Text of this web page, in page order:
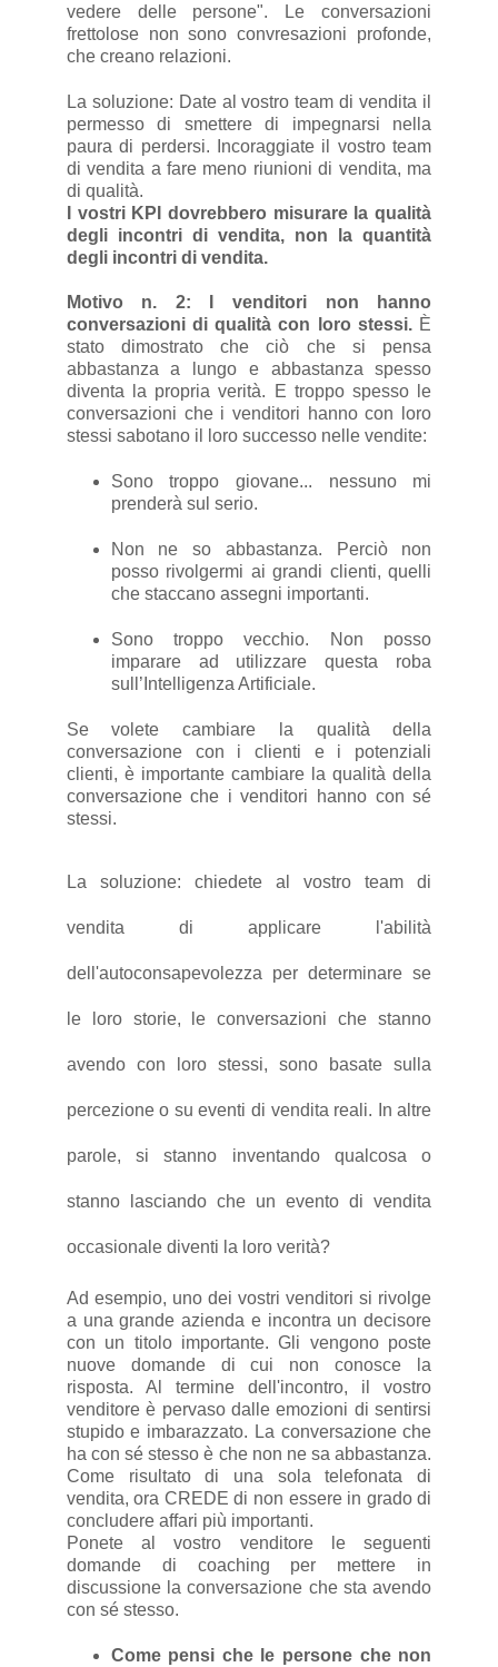
vedere delle persone". Le conversazioni
frettolose non sono convresazioni profonde,
che creano relazioni.
La soluzione: Date al vostro team di vendita il
permesso di smettere di impegnarsi nella
paura di perdersi. Incoraggiate il vostro team
di vendita a fare meno riunioni di vendita, ma
di qualità.
I vostri KPI dovrebbero misurare la qualità
degli incontri di vendita, non la quantità
degli incontri di vendita.
Motivo n. 2: I venditori non hanno
conversazioni di qualità con loro stessi.È
stato dimostrato che ciò che si pensa
abbastanza a lungo e abbastanza spesso
diventa la propria verità. E troppo spesso le
conversazioni che i venditori hanno con loro
stessi sabotano il loro successo nelle vendite:
Sono troppo giovane... nessuno mi
prenderà sul serio.
Non ne so abbastanza. Perciò non
posso rivolgermi ai grandi clienti, quelli
che staccano assegni importanti.
Sono troppo vecchio. Non posso
imparare ad utilizzare questa roba
sull’Intelligenza Artificiale.
Se volete cambiare la qualità della
conversazione con i clienti e i potenziali
clienti, è importante cambiare la qualità della
conversazione che i venditori hanno con sé
stessi.
La soluzione: chiedete al vostro team di
vendita di applicare l'abilità
dell'autoconsapevolezza per determinare se
le loro storie, le conversazioni che stanno
avendo con loro stessi, sono basate sulla
percezione o su eventi di vendita reali. In altre
parole, si stanno inventando qualcosa o
stanno lasciando che un evento di vendita
occasionale diventi la loro verità?
Ad esempio, uno dei vostri venditori si rivolge
a una grande azienda e incontra un decisore
con un titolo importante. Gli vengono poste
nuove domande di cui non conosce la
risposta. Al termine dell'incontro, il vostro
venditore è pervaso dalle emozioni di sentirsi
stupido e imbarazzato. La conversazione che
ha con sé stesso è che non ne sa abbastanza.
Come risultato di una sola telefonata di
vendita, ora CREDE di non essere in grado di
concludere affari più importanti.
Ponete al vostro venditore le seguenti
domande di coaching per mettere in
discussione la conversazione che sta avendo
con sé stesso.
Come pensi che le persone che non